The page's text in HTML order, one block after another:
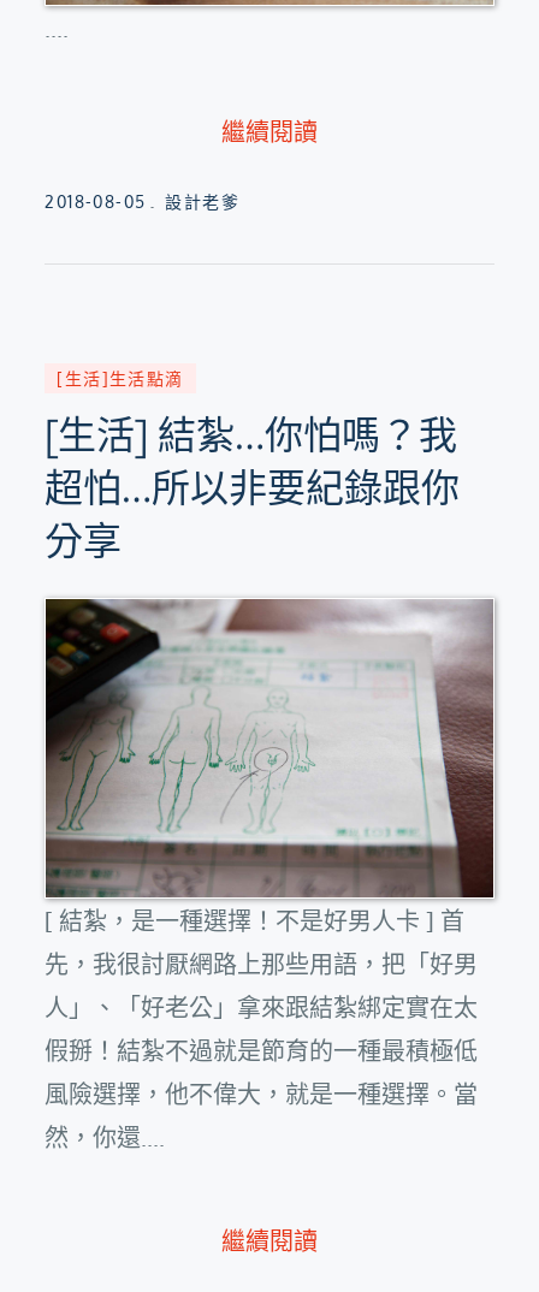
繼續閱讀
Posted
2018-08-05 設計老爹
[生活]生活點滴
[生活] 結紮…你怕嗎？我
超怕…所以非要紀錄跟你
分享
[ 結紮，是一種選擇！不是好男人卡 ] 首
先，我很討厭網路上那些用語，把「好男
人」、「好老公」拿來跟結紮綁定實在太
假掰！結紮不過就是節育的一種最積極低
風險選擇，他不偉大，就是一種選擇。當
然，你還....
繼續閱讀